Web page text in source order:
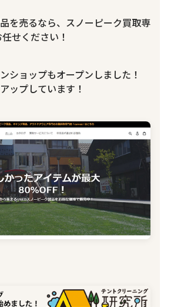
を売るなら、スノーピーク買取専
せください！
ショップもオープンしました！
ップしています！